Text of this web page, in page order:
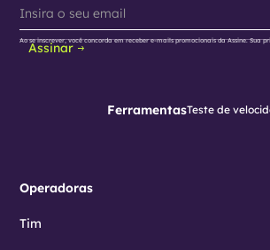
Assinar
Ao se inscrever, você concorda em receber e-mails promocionais da Assine. Sua
FerramentasTeste de
Operadoras
Tim